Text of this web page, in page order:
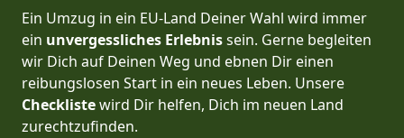
Ein Umzug in ein EU-Land Deiner Wahl wird immer
ein unvergessliches Erlebnissein. Gerne begleiten
wir Dich auf Deinen Weg und ebnen Dir einen
reibungslosen Start in ein neues Leben. Unsere
Checklistewird Dir helfen, Dich im neuen Land
zurechtzufinden.